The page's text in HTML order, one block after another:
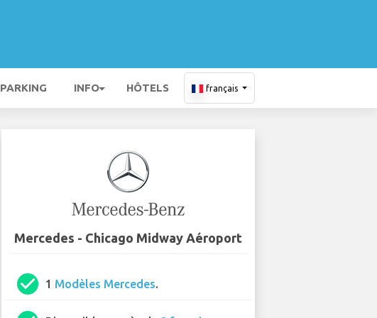
PARKING INFO HÔTELS français
Mercedes - Chicago Midway Aéroport
check_circle 1 Modèles Mercedes.